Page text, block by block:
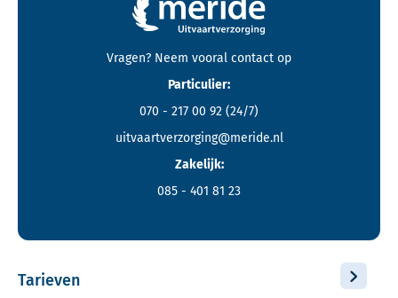
Contactgegevens en footer menu van Meride
Vragen? Neem vooral contact op
Particulier:
070 - 217 00 92 (24/7)
uitvaartverzorging@meride.nl
Zakelijk:
085 - 401 81 23
Tarieven